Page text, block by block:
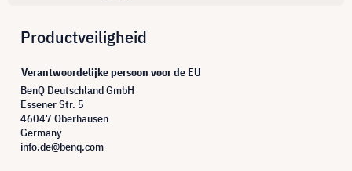
Productveiligheid
Verantwoordelijke persoon voor de EU
BenQ Deutschland GmbH
Essener Str. 5
46047 Oberhausen
Germany
info.de@benq.com